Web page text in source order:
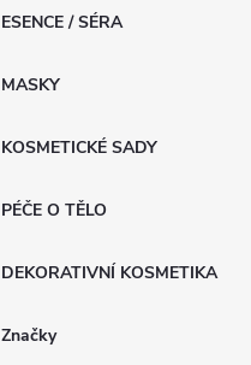
ESENCE / SÉRA
MASKY
KOSMETICKÉ SADY
PÉČE O TĚLO
DEKORATIVNÍ KOSMETIKA
Značky